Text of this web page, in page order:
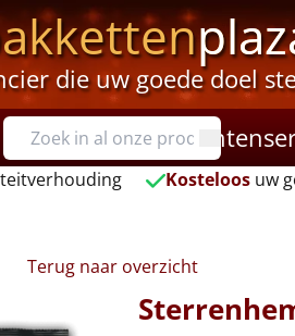
die uw goede doel
Kosteloos uw
Terug naar overzicht